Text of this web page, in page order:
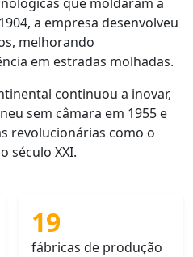
a empresa desenvolveu
melhorando
em estradas molhadas.
continuou a inovar,
sem câmara em 1955 e
revolucionárias como o
século XXI.
19
fábricas de produção